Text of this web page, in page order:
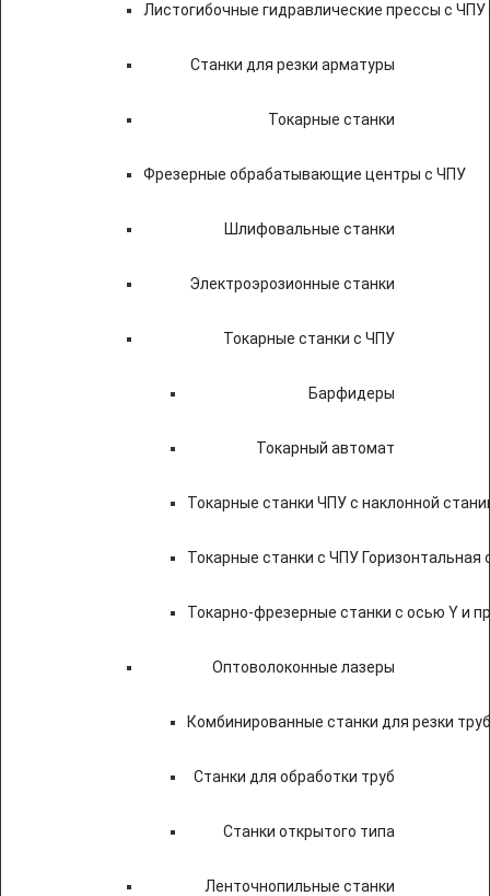
Листогибочные гидравлические прессы с
Станки для резки арматуры
Токарные станки
Фрезерные обрабатывающие центры с ЧПУ
Шлифовальные станки
Электроэрозионные станки
Токарные станки с ЧПУ
Барфидеры
Токарный автомат
Токарные станки ЧПУ c наклонной
Токарные станки с ЧПУ Горизонтальная
Токарно-фрезерные станки с осью Y и
Оптоволоконные лазеры
Комбинированные станки для резки
Станки для обработки труб
Станки открытого типа
Ленточнопильные станки